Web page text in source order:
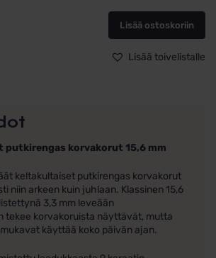
Lisää ostoskoriin
Lisää toivelistalle
putkirengas korvakorut 15,6 mm
keltakultaiset putkirengas korvakorut
niin arkeen kuin juhlaan. Klassinen 15,6
3,3 mm leveään
tekee korvakoruista näyttävät, mutta
käyttää koko päivän ajan.